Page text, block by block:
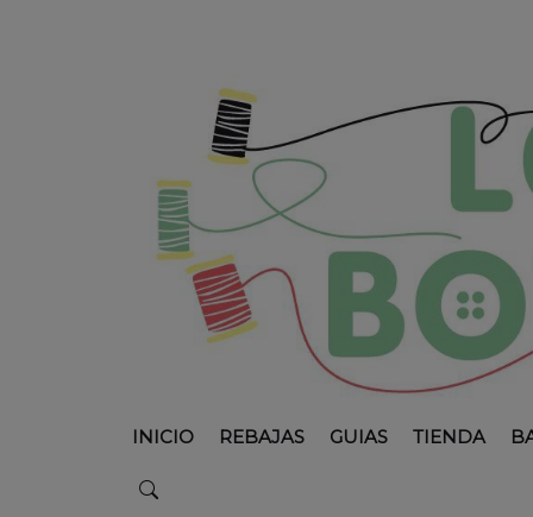
INICIO REBAJAS GUIAS TIENDA